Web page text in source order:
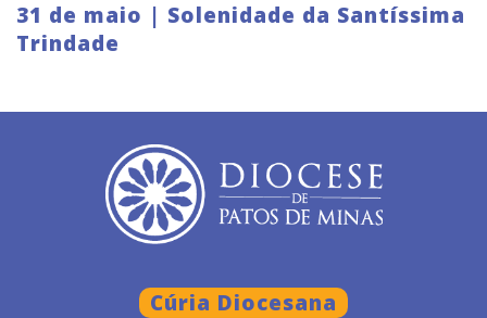
31 de maio | Solenidade da Santíssima
Trindade
Cúria Diocesana